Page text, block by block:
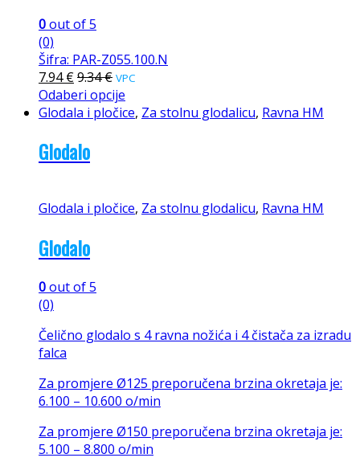
0out of 5
(0)
Šifra: PAR-Z055.100.N
7.94€9.34€ VPC
Odaberi opcije
Glodala i pločice, Za stolnu glodalicu, Ravna HM
Glodalo
Glodala i pločice, Za stolnu glodalicu, Ravna HM
Glodalo
0out of 5
(0)
Čelično glodalo s 4 ravna nožića i 4 čistača za izradu
falca
Za promjere Ø125 preporučena brzina okretaja je:
6.100 – 10.600 o/min
Za promjere Ø150 preporučena brzina okretaja je:
5.100 – 8.800 o/min